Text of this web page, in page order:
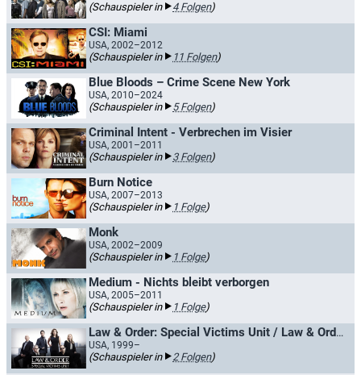
(Schauspieler in 4 Folgen)
CSI: Miami
USA, 2002–2012
(Schauspieler in 11 Folgen)
Blue Bloods – Crime Scene New York
USA, 2010–2024
(Schauspieler in 5 Folgen)
Criminal Intent - Verbrechen im Visier
USA, 2001–2011
(Schauspieler in 3 Folgen)
Burn Notice
USA, 2007–2013
(Schauspieler in 1 Folge)
Monk
USA, 2002–2009
(Schauspieler in 1 Folge)
Medium - Nichts bleibt verborgen
USA, 2005–2011
(Schauspieler in 1 Folge)
Law & Order: Special Victims Unit / Law & Order: New York
USA, 1999–
(Schauspieler in 2 Folgen)